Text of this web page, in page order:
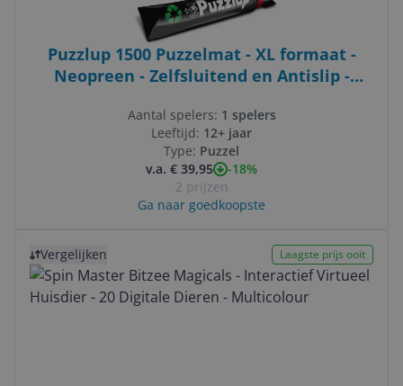
Puzzlup 1500 Puzzelmat - XL formaat -
Neopreen - Zelfsluitend en Antislip -
66x120 cm
Aantal spelers: 1 spelers
Leeftijd: 12+ jaar
Type: Puzzel
v.a. € 39,95
-18%
2 prijzen
Ga naar goedkoopste
Vergelijken Laagste prijs ooit